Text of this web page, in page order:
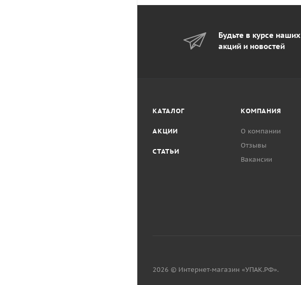
Будьте в курсе наших
акций и новостей
КАТАЛОГ
АКЦИИ
СТАТЬИ
КОМПАНИЯ
О компании
Отзывы
Вакансии
2026 © Интернет-магазин «УПАК.РФ».